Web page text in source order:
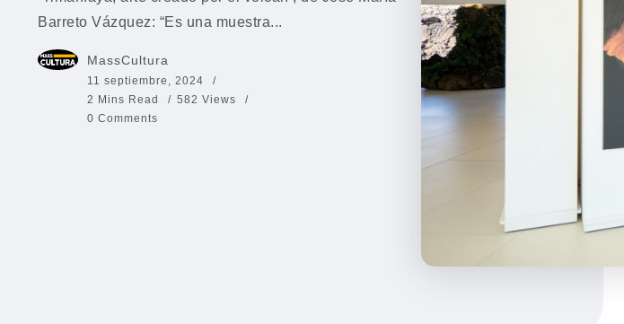
Barreto Vázquez: “Es una muestra...
MassCultura
11 septiembre, 2024
2 Mins Read
582 Views
0 Comments